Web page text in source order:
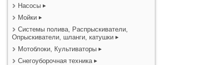
Насосы
Мойки
Системы полива, Распрыскиватели,
Опрыскиватели, шланги, катушки
Мотоблоки, Культиваторы
Снегоуборочная техника